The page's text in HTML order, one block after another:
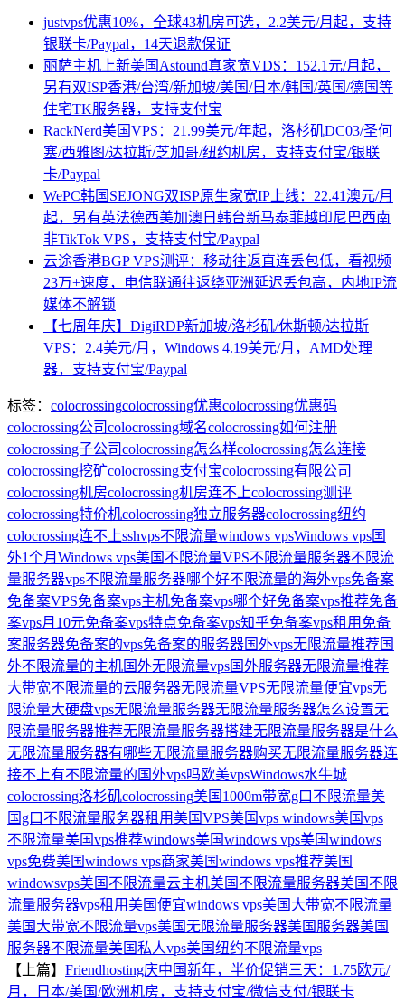
justvps优惠10%，全球43机房可选，2.2美元/月起，支持
银联卡/Paypal，14天退款保证
丽萨主机上新美国Astound真家宽VDS：152.1元/月起，
另有双ISP香港/台湾/新加坡/美国/日本/韩国/英国/德国等
住宅TK服务器，支持支付宝
RackNerd美国VPS：21.99美元/年起，洛杉矶DC03/圣何
塞/西雅图/达拉斯/芝加哥/纽约机房，支持支付宝/银联
卡/Paypal
WePC韩国SEJONG双ISP原生家宽IP上线：22.41澳元/月
起，另有英法德西美加澳日韩台新马泰菲越印尼巴西南
非TikTok VPS，支持支付宝/Paypal
云途香港BGP VPS测评：移动往返直连丢包低，看视频
23万+速度，电信联通往返绕亚洲延迟丢包高，内地IP流
媒体不解锁
【七周年庆】DigiRDP新加坡/洛杉矶/休斯顿/达拉斯
VPS：2.4美元/月，Windows 4.19美元/月，AMD处理
器，支持支付宝/Paypal
标签： colocrossingcolocrossing优惠colocrossing优惠码
colocrossing公司colocrossing域名colocrossing如何注册
colocrossing子公司colocrossing怎么样colocrossing怎么连接
colocrossing挖矿colocrossing支付宝colocrossing有限公司
colocrossing机房colocrossing机房连不上colocrossing测评
colocrossing特价机colocrossing独立服务器colocrossing纽约
colocrossing连不上sshvps不限流量windows vpsWindows vps国
外1个月 Windows vps美国 不限流量VPS不限流量服务器不限流
量服务器vps不限流量服务器哪个好不限流量的海外vps免备案
免备案VPS免备案vps主机免备案vps哪个好免备案vps推荐免备
案vps月10元免备案vps特点免备案vps知乎免备案vps租用 免备
案服务器免备案的vps免备案的服务器国外vps无限流量推荐国
外不限流量的主机国外无限流量vps国外服务器无限流量推荐
大带宽不限流量的云服务器无限流量VPS无限流量便宜vps无
限流量大硬盘vps无限流量服务器无限流量服务器怎么设置无
限流量服务器推荐无限流量服务器搭建无限流量服务器是什么
无限流量服务器有哪些无限流量服务器购买无限流量服务器连
接不上有不限流量的国外vps吗欧美vpsWindows水牛城
colocrossing洛杉矶colocrossing美国1000m带宽g口不限流量美
国g口不限流量服务器租用美国VPS美国vps windows美国vps
不限流量美国vps推荐windows美国windows vps美国windows
vps免费美国windows vps商家美国windows vps推荐美国
windowsvps美国不限流量云主机美国不限流量服务器美国不限
流量服务器vps租用美国便宜windows vps美国大带宽不限流量
美国大带宽不限流量vps美国无限流量服务器美国服务器美国
服务器不限流量美国私人vps美国纽约不限流量vps
【上篇】 Friendhosting庆中国新年，半价促销三天：1.75欧元/
月，日本/美国/欧洲机房，支持支付宝/微信支付/银联卡